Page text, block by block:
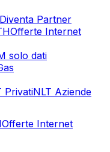
Diventa Partner
Offerte Internet
solo dati
PrivatiNLT Aziende
Offerte Internet